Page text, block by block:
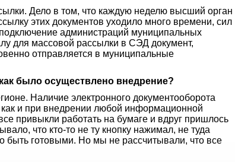
Дело в том, что каждую неделю высший орган
этих документов уходило много времени, сил
администраций муниципальных
для массовой рассылки в СЭД документ,
отправляется в муниципальные
было осуществлено внедрение?
Наличие электронного документооборота
как и при внедрении любой информационной
привыкли работать на бумаге и вдруг пришлось
что кто-то не ту кнопку нажимал, не туда
быть готовыми. Но мы не рассчитывали, что все